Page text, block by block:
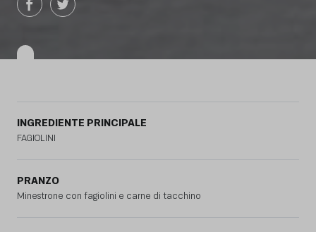
INGREDIENTE PRINCIPALE
FAGIOLINI
PRANZO
Minestrone con fagiolini e carne di tacchino